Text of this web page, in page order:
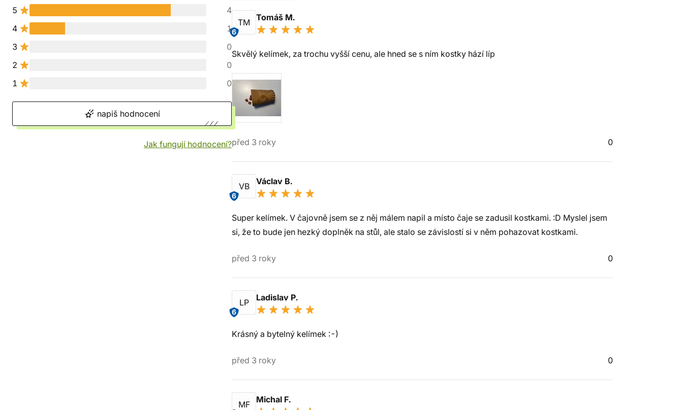
5
4
4
1
3
0
2
0
1
0
napiš hodnocení
Jak fungují hodnocení?
TM
6
Tomáš M.
Skvělý kelímek, za trochu vyšší cenu, ale hned se s ním kostky hází líp
před 3 roky 0
VB
6
Václav B.
Super kelímek. V čajovně jsem se z něj málem napil a místo čaje se zadusil kostkami. :D Myslel jsem
si, že to bude jen hezký doplněk na stůl, ale stalo se závislostí si v něm pohazovat kostkami.
před 3 roky 0
LP
6
Ladislav P.
Krásný a bytelný kelímek :-)
před 3 roky 0
MF Michal F.